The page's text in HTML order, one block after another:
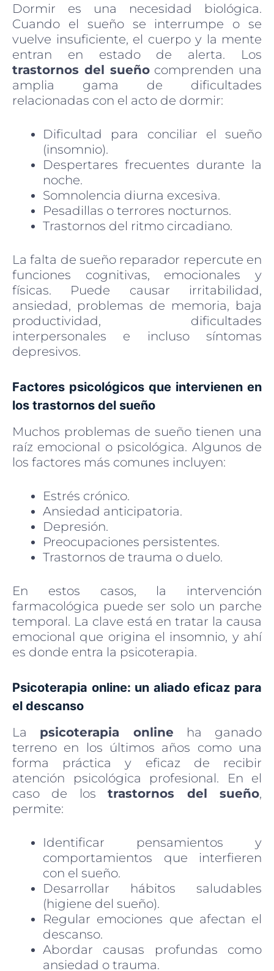
Dormir es una necesidad biológica.
Cuando el sueño se interrumpe o se
vuelve insuficiente, el cuerpo y la mente
entran en estado de alerta. Los
trastornos del sueñocomprenden una
amplia gama de dificultades
relacionadas con el acto de dormir:
Dificultad para conciliar el sueño
(insomnio).
Despertares frecuentes durante la
noche.
Somnolencia diurna excesiva.
Pesadillas o terrores nocturnos.
Trastornos del ritmo circadiano.
La falta de sueño reparador repercute en
funciones cognitivas, emocionales y
físicas. Puede causar irritabilidad,
ansiedad, problemas de memoria, baja
productividad, dificultades
interpersonales e incluso síntomas
depresivos.
Factores psicológicos que intervienen en
los trastornos del sueño
Muchos problemas de sueño tienen una
raíz emocional o psicológica. Algunos de
los factores más comunes incluyen:
Estrés crónico.
Ansiedad anticipatoria.
Depresión.
Preocupaciones persistentes.
Trastornos de trauma o duelo.
En estos casos, la intervención
farmacológica puede ser solo un parche
temporal. La clave está en tratar la causa
emocional que origina el insomnio, y ahí
es donde entra la psicoterapia.
Psicoterapia online: un aliado eficaz para
el descanso
La psicoterapia online ha ganado
terreno en los últimos años como una
forma práctica y eficaz de recibir
atención psicológica profesional. En el
caso de lostrastornos del sueño,
permite:
Identificar pensamientos y
comportamientos que interfieren
con el sueño.
Desarrollar hábitos saludables
(higiene del sueño).
Regular emociones que afectan el
descanso.
Abordar causas profundas como
ansiedad o trauma.